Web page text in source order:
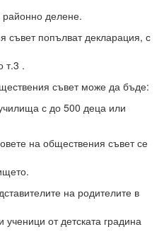
районно делене.
съвет попълват декларация, с
т.3 .
съвет може да бъде:
с до 500 деца или
на обществения съвет се
на родителите в
от детската градина